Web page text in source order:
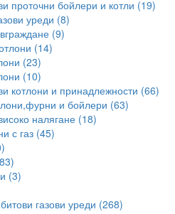
проточни бойлери и котли (19)
уреди (8)
(9)
(14)
(23)
(10)
котлони и принадлежности (66)
и бойлери (63)
налягане (18)
с газ (45)
(3)
газови уреди (268)